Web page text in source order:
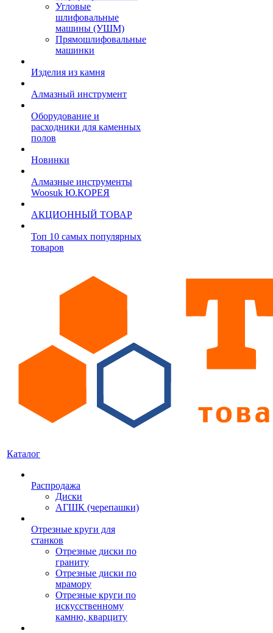
Угловые
шлифовальные
машины (УШМ)
Прямошлифовальные
машинки
Изделия из камня
Алмазный инструмент
Оборудование и
расходники для каменных
полов
Новинки
Алмазные инструменты
Woosuk Ю.КОРЕЯ
АКЦИОННЫЙ ТОВАР
Топ 10 самых популярных
товаров
Каталог
Распродажа
Диски
АГШК (черепашки)
Отрезные круги для
станков
Отрезные диски по
граниту
Отрезные диски по
мрамору
Отрезные круги по
искусственному
камню, кварциту